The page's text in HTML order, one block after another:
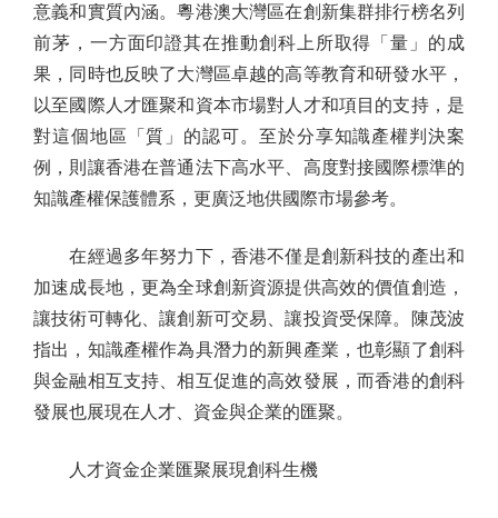
意義和實質內涵。粵港澳大灣區在創新集群排行榜名列
前茅，一方面印證其在推動創科上所取得「量」的成
果，同時也反映了大灣區卓越的高等教育和研發水平，
以至國際人才匯聚和資本市場對人才和項目的支持，是
對這個地區「質」的認可。至於分享知識產權判決案
例，則讓香港在普通法下高水平、高度對接國際標準的
知識產權保護體系，更廣泛地供國際市場參考。
在經過多年努力下，香港不僅是創新科技的產出和
加速成長地，更為全球創新資源提供高效的價值創造，
讓技術可轉化、讓創新可交易、讓投資受保障。陳茂波
指出，知識產權作為具潛力的新興產業，也彰顯了創科
與金融相互支持、相互促進的高效發展，而香港的創科
發展也展現在人才、資金與企業的匯聚。
人才資金企業匯聚展現創科生機